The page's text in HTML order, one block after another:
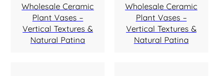
Wholesale Ceramic
Plant Vases –
Vertical Textures &
Natural Patina
Wholesale Ceramic
Plant Vases –
Vertical Textures &
Natural Patina